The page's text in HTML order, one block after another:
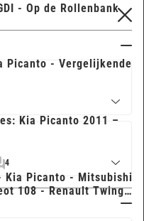
- Op de Rollenbank
Picanto - Vergelijkende
Kia Picanto 2011 –
4
Kia Picanto - Mitsubishi
108 - Renault Twingo